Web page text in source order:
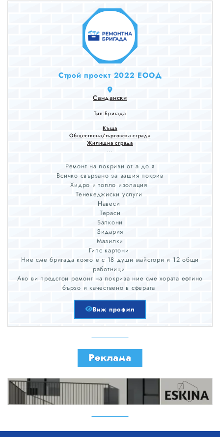
Строй проект 2022 ЕООД
Сандански
Тип:Бригада
Къща
Обществена/търговска сграда
Жилищна сграда
...
Ремонт на покриви от а до я
Всичко свързано за вашия покрив
Хидро и топло изолация
Тенекеджиски услуги
Навеси
Тераси
Балкони
Зидария
Мазилки
Гипс картони
Ние сме бригада която е с 18 души майстори и 12 общи
работници
Ако ви предстои ремонт на покрива ние сме хората ефтино
бързо и качествено в сферата
Виж профил
Реклама